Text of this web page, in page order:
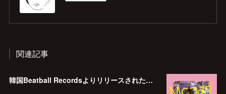
関連記事
韓国Beatball Recordsよりリリースされた「WINGSCAPE」（Korean ver.）VIVID SOUNDで、1/28(日)発売決定！